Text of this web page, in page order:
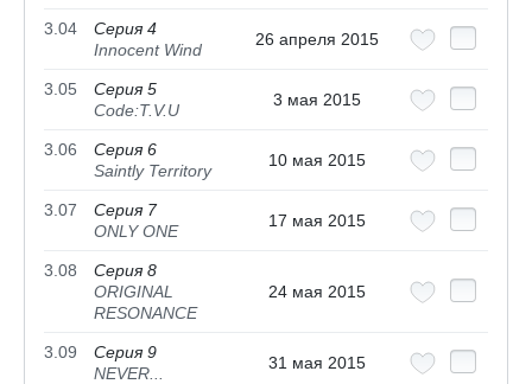
3.04
Серия 4
Innocent Wind
26 апреля 2015
3.05
Серия 5
Code:T.V.U
3 мая 2015
3.06
Серия 6
Saintly Territory
10 мая 2015
3.07
Серия 7
ONLY ONE
17 мая 2015
3.08
Серия 8
ORIGINAL
RESONANCE
24 мая 2015
3.09
Серия 9
NEVER...
31 мая 2015